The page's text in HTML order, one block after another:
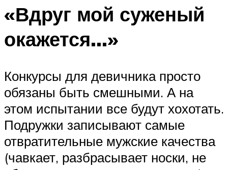
«Вдруг мой суженый
окажется…»
Конкурсы для девичника просто
обязаны быть смешными. А на
этом испытании все будут хохотать.
Подружки записывают самые
отвратительные мужские качества
(чавкает, разбрасывает носки, не